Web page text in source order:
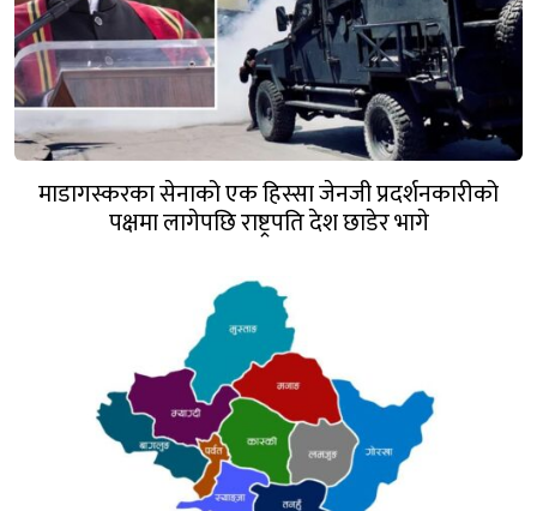
माडागस्करका सेनाको एक हिस्सा जेनजी प्रदर्शनकारीको
पक्षमा लागेपछि राष्ट्रपति देश छाडेर भागे